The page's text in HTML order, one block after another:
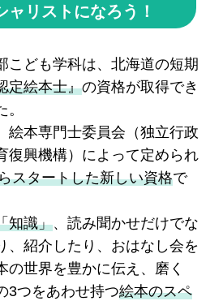
ャリストになろう！
こども学科は、北海道の短期
定絵本士』の資格が取得でき
絵本専門士委員会（独立行政
復興機構）によって定められ
スタートした新しい資格で
知識」、読み聞かせだけでな
、紹介したり、おはなし会を
の世界を豊かに伝え、磨く
3つをあわせ持つ絵本のスペ